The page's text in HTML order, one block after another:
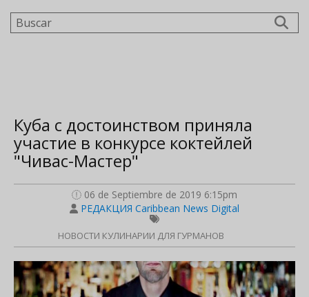
Buscar
Куба с достоинством приняла
участие в конкурсе коктейлей
"Чивас-Мастер"
06 de Septiembre de 2019 6:15pm
РЕДАКЦИЯ Caribbean News Digital
НОВОСТИ КУЛИНАРИИ ДЛЯ ГУРМАНОВ